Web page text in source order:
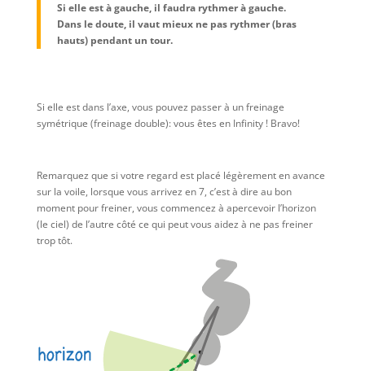
Si elle est à gauche, il faudra rythmer à gauche.
Dans le doute, il vaut mieux ne pas rythmer (bras
hauts) pendant un tour.
Si elle est dans l’axe, vous pouvez passer à un freinage
symétrique (freinage double): vous êtes en Infinity ! Bravo!
Remarquez que si votre regard est placé légèrement en avance
sur la voile, lorsque vous arrivez en 7, c’est à dire au bon
moment pour freiner, vous commencez à apercevoir l’horizon
(le ciel) de l’autre côté ce qui peut vous aidez à ne pas freiner
trop tôt.